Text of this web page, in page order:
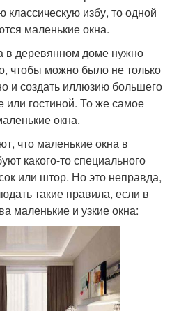
избу, то одной
маленькие окна.
в деревянном доме нужно
чтобы можно было не только
и создать иллюзию большего
или гостиной. То же самое
окна.
что маленькие окна в
какого-то специального
или штор. Но это неправда,
такие правила, если в
маленькие и узкие окна: